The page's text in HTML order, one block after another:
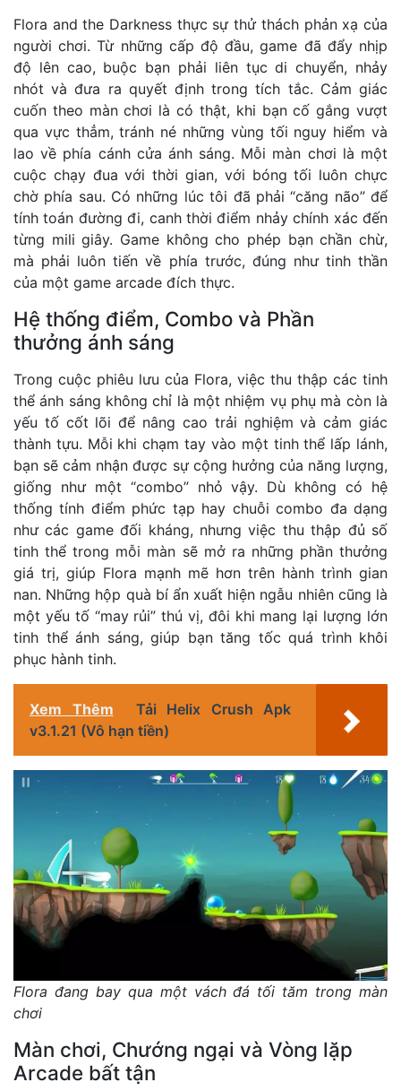
Flora and the Darkness thực sự thử thách phản xạ của
người chơi. Từ những cấp độ đầu, game đã đẩy nhịp
độ lên cao, buộc bạn phải liên tục di chuyển, nhảy
nhót và đưa ra quyết định trong tích tắc. Cảm giác
cuốn theo màn chơi là có thật, khi bạn cố gắng vượt
qua vực thẳm, tránh né những vùng tối nguy hiểm và
lao về phía cánh cửa ánh sáng. Mỗi màn chơi là một
cuộc chạy đua với thời gian, với bóng tối luôn chực
chờ phía sau. Có những lúc tôi đã phải “căng não” để
tính toán đường đi, canh thời điểm nhảy chính xác đến
từng mili giây. Game không cho phép bạn chần chừ,
mà phải luôn tiến về phía trước, đúng như tinh thần
của một game arcade đích thực.
Hệ thống điểm, Combo và Phần
thưởng ánh sáng
Trong cuộc phiêu lưu của Flora, việc thu thập các tinh
thể ánh sáng không chỉ là một nhiệm vụ phụ mà còn là
yếu tố cốt lõi để nâng cao trải nghiệm và cảm giác
thành tựu. Mỗi khi chạm tay vào một tinh thể lấp lánh,
bạn sẽ cảm nhận được sự cộng hưởng của năng lượng,
giống như một “combo” nhỏ vậy. Dù không có hệ
thống tính điểm phức tạp hay chuỗi combo đa dạng
như các game đối kháng, nhưng việc thu thập đủ số
tinh thể trong mỗi màn sẽ mở ra những phần thưởng
giá trị, giúp Flora mạnh mẽ hơn trên hành trình gian
nan. Những hộp quà bí ẩn xuất hiện ngẫu nhiên cũng là
một yếu tố “may rủi” thú vị, đôi khi mang lại lượng lớn
tinh thể ánh sáng, giúp bạn tăng tốc quá trình khôi
phục hành tinh.
Xem Thêm
Tải Helix Crush Apk
v3.1.21 (Vô hạn tiền)
Flora đang bay qua một vách đá tối tăm trong màn
chơi
Màn chơi, Chướng ngại và Vòng lặp
Arcade bất tận